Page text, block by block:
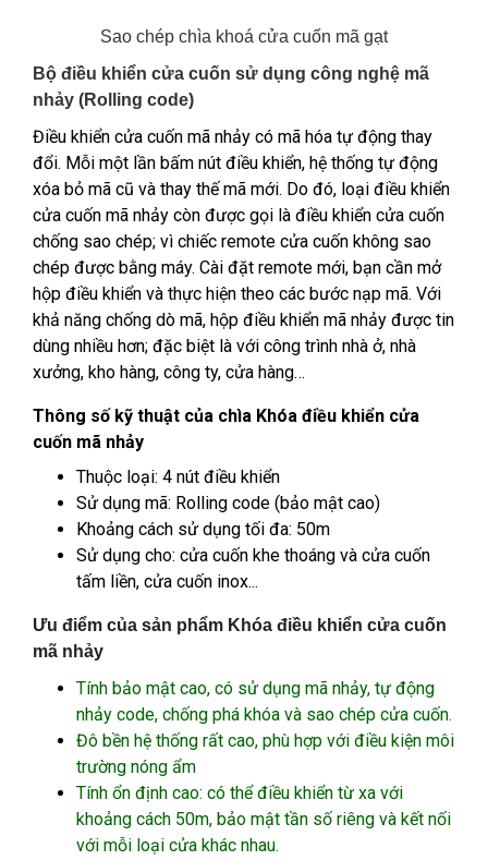
Sao chép chìa khoá cửa cuốn mã gạt
Bộ điều khiển cửa cuốn sử dụng công nghệ mã
nhảy (Rolling code)
Điều khiển cửa cuốn mã nhảy có mã hóa tự động thay
đổi. Mỗi một lần bấm nút điều khiển, hệ thống tự động
xóa bỏ mã cũ và thay thế mã mới. Do đó, loại điều khiển
cửa cuốn mã nhảy còn được gọi là điều khiển cửa cuốn
chống sao chép; vì chiếc remote cửa cuốn không sao
chép được bằng máy. Cài đặt remote mới, bạn cần mở
hộp điều khiển và thực hiện theo các bước nạp mã. Với
khả năng chống dò mã, hộp điều khiển mã nhảy được tin
dùng nhiều hơn; đặc biệt là với công trình nhà ở, nhà
xưởng, kho hàng, công ty, cửa hàng…
Thông số kỹ thuật của chìa Khóa điều khiển cửa
cuốn mã nhảy
Thuộc loại: 4 nút điều khiển
Sử dụng mã: Rolling code (bảo mật cao)
Khoảng cách sử dụng tối đa: 50m
Sử dụng cho: cửa cuốn khe thoáng và cửa cuốn
tấm liền, cửa cuốn inox...
Ưu điểm của sản phẩm Khóa điều khiển cửa cuốn
mã nhảy
Tính bảo mật cao, có sử dụng mã nhảy, tự động
nhảy code, chống phá khóa và sao chép cửa cuốn.
Đô bền hệ thống rất cao, phù hợp với điều kiện môi
trường nóng ẩm
Tính ổn định cao: có thể điều khiển từ xa với
khoảng cách 50m, bảo mật tần số riêng và kết nối
với mỗi loại cửa khác nhau.